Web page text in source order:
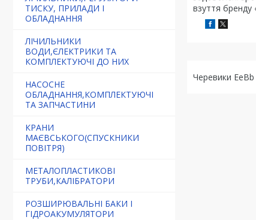
ТИСКУ, ПРИЛАДИ І
ОБЛАДНАННЯ
ЛІЧИЛЬНИКИ
ВОДИ,ЄЛЕКТРИКИ ТА
КОМПЛЕКТУЮЧІ ДО НИХ
НАСОСНЕ
ОБЛАДНАННЯ,КОМПЛЕКТУЮЧІ
ТА ЗАПЧАСТИНИ
КРАНИ
МАЄВСЬКОГО(СПУСКНИКИ
ПОВІТРЯ)
МЕТАЛОПЛАСТИКОВІ
ТРУБИ,КАЛІБРАТОРИ
РОЗШИРЮВАЛЬНІ БАКИ І
ГІДРОАКУМУЛЯТОРИ
взуття бренду
Черевики